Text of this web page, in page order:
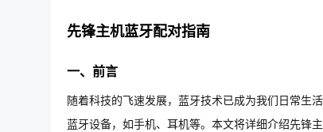
先锋主机蓝牙配对指南
一、前言
随着科技的飞速发展，蓝牙技术已成为我们日常生
蓝牙设备，如手机、耳机等。本文将详细介绍先锋